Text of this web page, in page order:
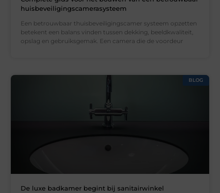
huisbeveiligingscamerasysteem
Een betrouwbaar thuisbeveiligingscamer systeem opzetten
betekent een balans vinden tussen dekking, beeldkwaliteit,
opslag en gebruiksgemak. Een camera die de voordeur
BLOG
De luxe badkamer begint bij sanitairwinkel